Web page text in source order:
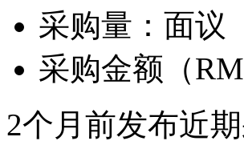
采购量： 面议
采购金额（
2个月前发布近